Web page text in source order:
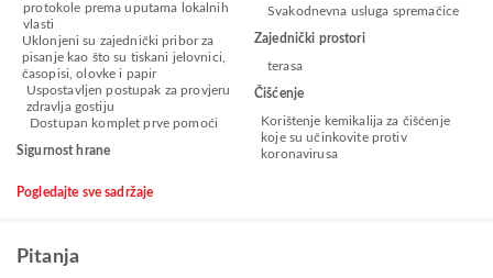
protokole prema uputama lokalnih
vlasti
Uklonjeni su zajednički pribor za
pisanje kao što su tiskani jelovnici,
časopisi, olovke i papir
Uspostavljen postupak za provjeru
zdravlja gostiju
Dostupan komplet prve pomoći
Sigurnost hrane
Svakodnevna usluga spremačice
Zajednički prostori
terasa
Čišćenje
Korištenje kemikalija za čišćenje
koje su učinkovite protiv
koronavirusa
Pogledajte sve sadržaje
Pitanja